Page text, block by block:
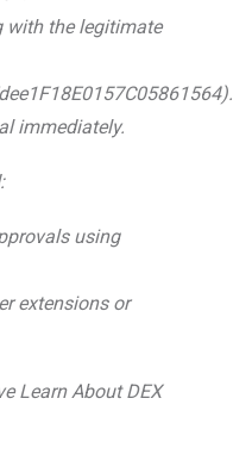
with the legitimate
immediately.
using
extensions or
Learn About DEX